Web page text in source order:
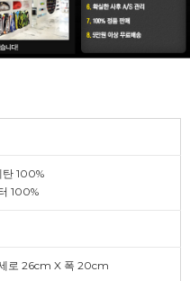
탄 100%
100%
로 26cm X 폭 20cm